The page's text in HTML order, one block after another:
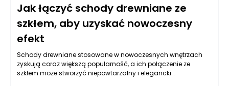
Jak łączyć schody drewniane ze
szkłem, aby uzyskać nowoczesny
efekt
Schody drewniane stosowane w nowoczesnych wnętrzach
zyskują coraz większą popularność, a ich połączenie ze
szkłem może stworzyć niepowtarzalny i elegancki